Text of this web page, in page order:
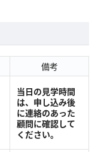
備考
当日の見学時間
は、申し込み後
に連絡のあった
顧問に確認して
ください。